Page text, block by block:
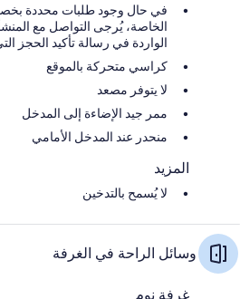
في حال وجود طلبات محددة
الخاصة، يُرجى التواصل مع
الواردة في رسالة تأكيد الحجز
كراسي متحركة بالموقع
لا يتوفر مصعد
ممر جيد الإضاءة إلى المدخل
منحدر عند المدخل الأمامي
المزيد
لا يُسمح بالتدخين
وسائل الراحة في الغرفة
غرفة نوم